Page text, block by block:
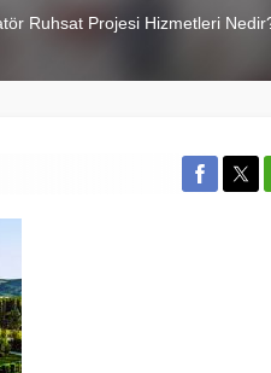
Ruhsat Projesi Hizmetleri